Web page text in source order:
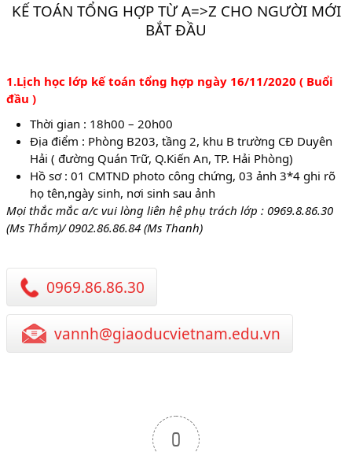
KẾ TOÁN TỔNG HỢP TỪ A=>Z CHO NGƯỜI MỚI
BẮT ĐẦU
1.Lịch học lớp kế toán tổng hợp ngày 16/11/2020 ( Buổi
đầu )
Thời gian : 18h00 – 20h00
Địa điểm : Phòng B203, tầng 2, khu B trường CĐ Duyên
Hải ( đường Quán Trữ, Q.Kiến An, TP. Hải Phòng)
Hồ sơ : 01 CMTND photo công chứng, 03 ảnh 3*4 ghi rõ
họ tên,ngày sinh, nơi sinh sau ảnh
Mọi thắc mắc a/c vui lòng liên hệ phụ trách lớp : 0969.8.86.30
(Ms Thắm)/ 0902.86.86.84 (Ms Thanh)
0969.86.86.30
vannh@giaoducvietnam.edu.vn
0